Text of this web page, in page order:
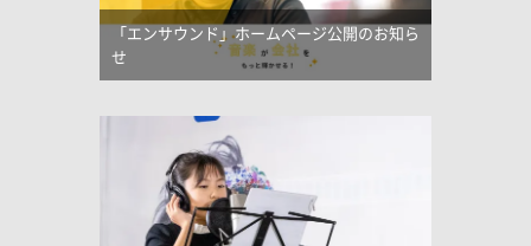
「エンサウンド」ホームページ公開のお知ら
せ